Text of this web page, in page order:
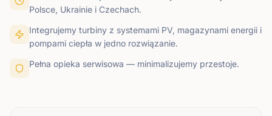
Polsce, Ukrainie i Czechach.
Integrujemy turbiny z systemami PV, magazynami energii i
pompami ciepła w jedno rozwiązanie.
Pełna opieka serwisowa — minimalizujemy przestoje.